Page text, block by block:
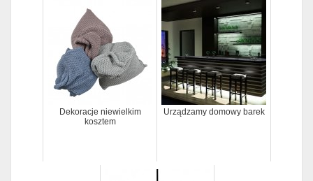
Dekoracje niewielkim
kosztem
Urządzamy domowy barek